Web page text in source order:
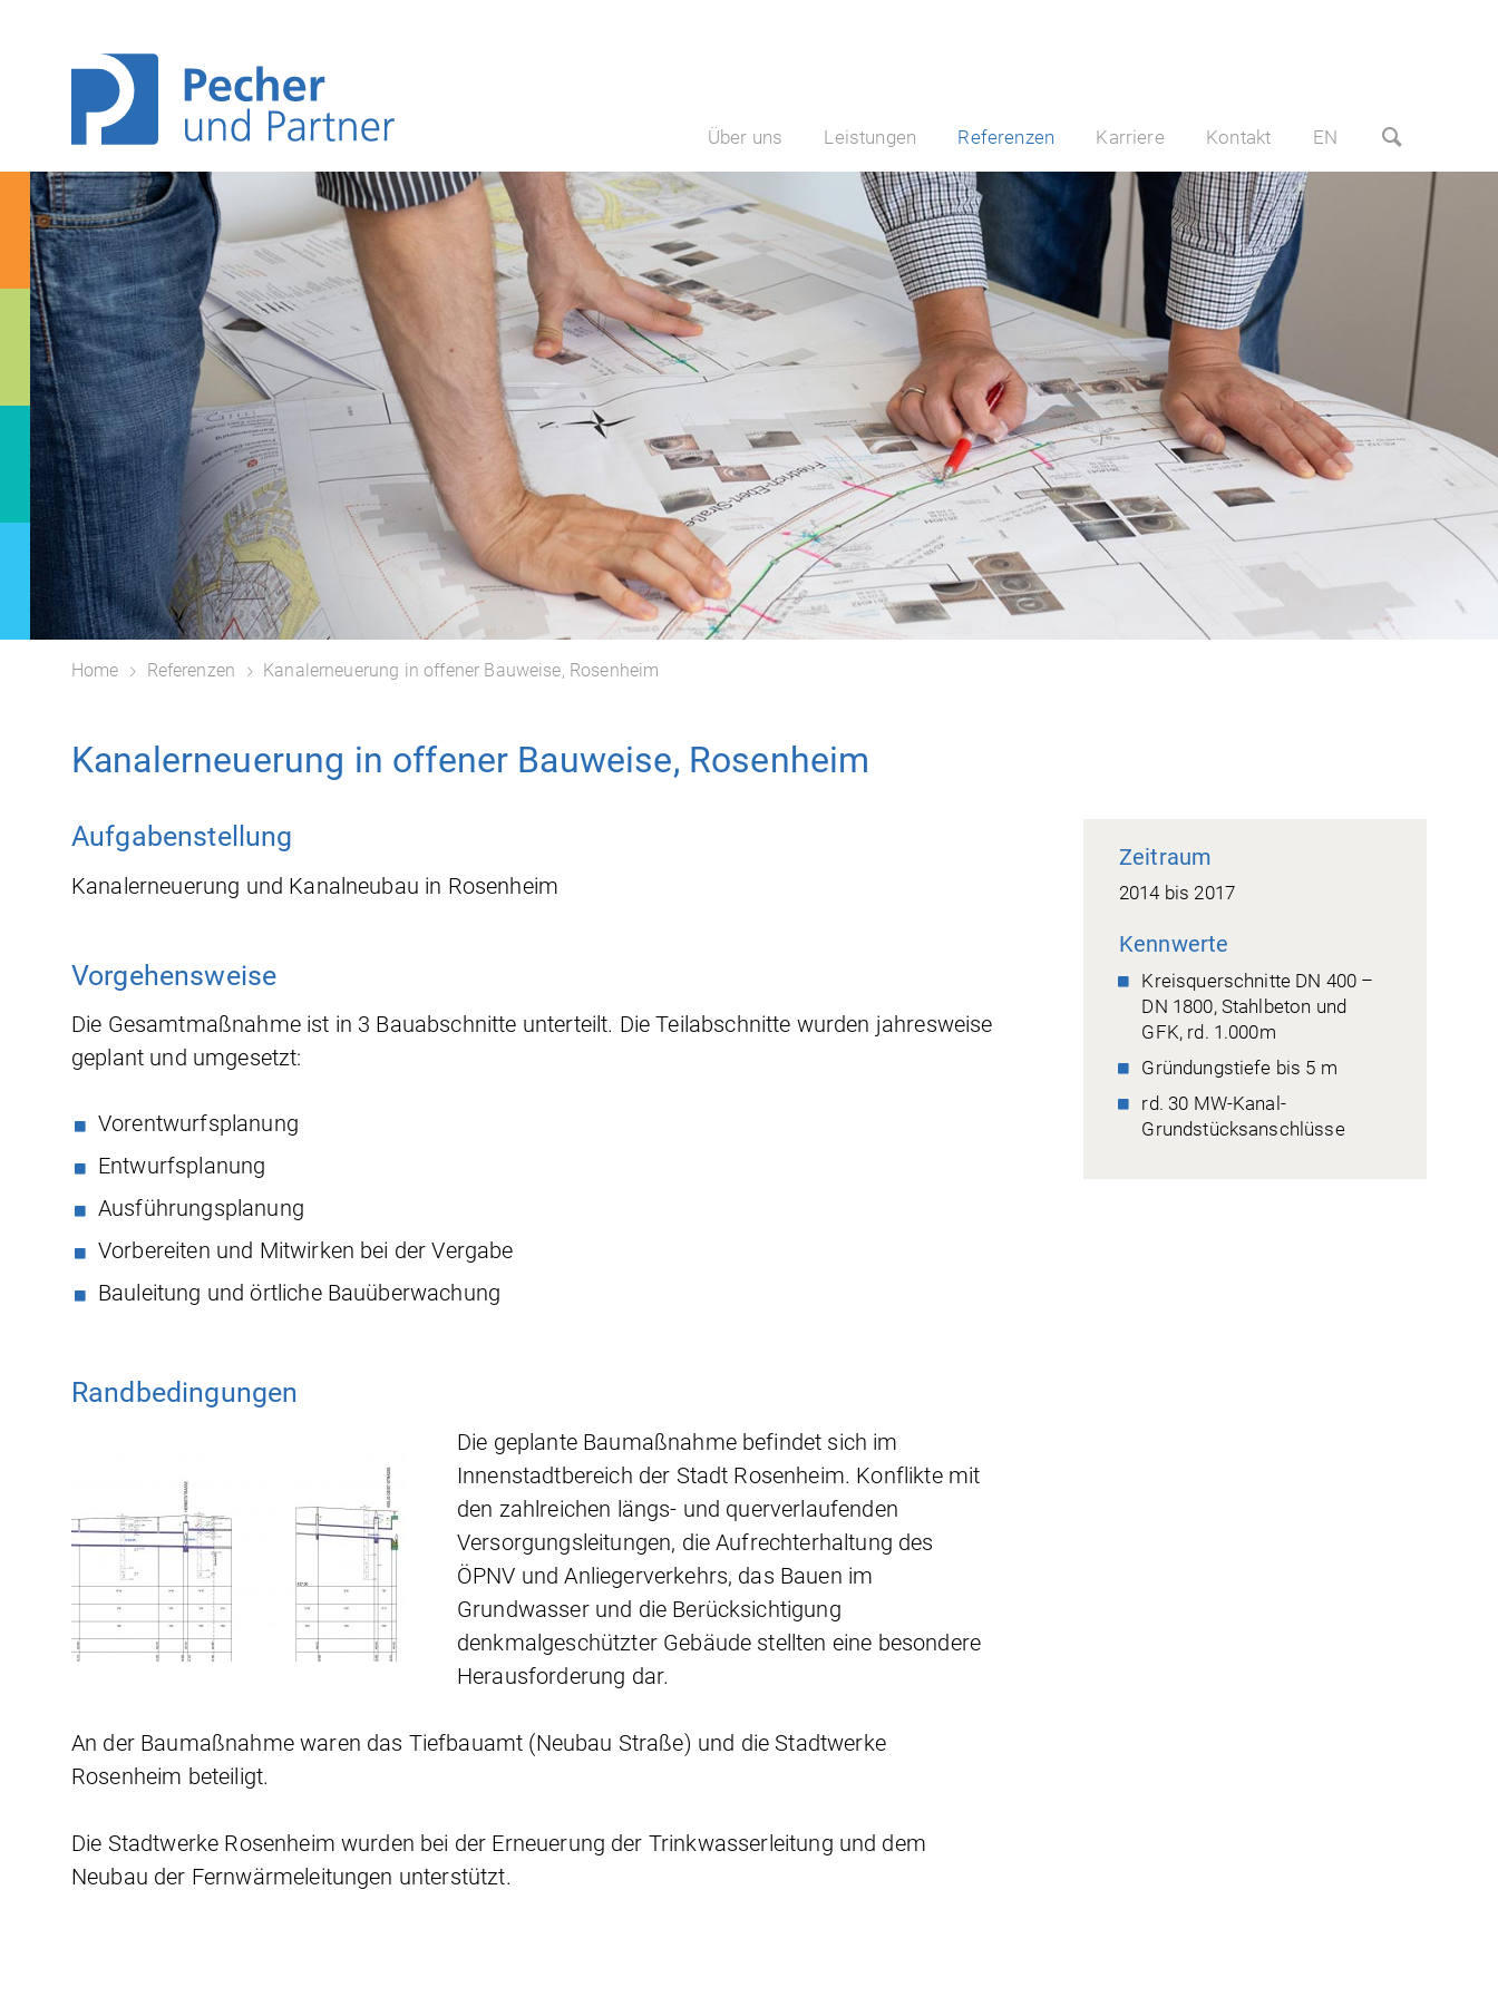
Über uns Leistungen Referenzen Karriere Kontakt EN
Home Referenzen Kanalerneuerung in offener Bauweise, Rosenheim
Kanalerneuerung in offener Bauweise, Rosenheim
Aufgabenstellung
Kanalerneuerung und Kanalneubau in Rosenheim
Vorgehensweise
Die Gesamtmaßnahme ist in 3 Bauabschnitte unterteilt. Die Teilabschnitte wurden jahresweise
geplant und umgesetzt:
Vorentwurfsplanung
Entwurfsplanung
Ausführungsplanung
Vorbereiten und Mitwirken bei der Vergabe
Bauleitung und örtliche Bauüberwachung
Randbedingungen
Die geplante Baumaßnahme befindet sich im
Innenstadtbereich der Stadt Rosenheim. Konflikte mit
den zahlreichen längs- und querverlaufenden
Versorgungsleitungen, die Aufrechterhaltung des
ÖPNV und Anliegerverkehrs, das Bauen im
Grundwasser und die Berücksichtigung
denkmalgeschützter Gebäude stellten eine besondere
Herausforderung dar.
An der Baumaßnahme waren das Tiefbauamt (Neubau Straße) und die Stadtwerke
Rosenheim beteiligt.
Die Stadtwerke Rosenheim wurden bei der Erneuerung der Trinkwasserleitung und dem
Neubau der Fernwärmeleitungen unterstützt.
Zeitraum
2014 bis 2017
Kennwerte
Kreisquerschnitte DN 400 –
DN 1800, Stahlbeton und
GFK, rd. 1.000m
Gründungstiefe bis 5 m
rd. 30 MW-Kanal-
Grundstücksanschlüsse